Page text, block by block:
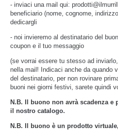
- inviaci una mail qui:
beneficiario (nome, cognome,
dedicargli
- noi invieremo al destinatario del
coupon e il tuo messaggio
(se vorrai essere tu stesso ad
nella mail! Indicaci anche da quando
del destinatario, per non rovinare
buoni nei giorni festivi, sarete quindi
N.B. Il buono non avrà scadenza e
il nostro catalogo.
N.B. Il buono è un prodotto